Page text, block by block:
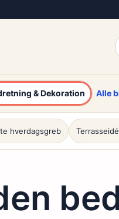
& Dekoration Alle
hverdagsgreb